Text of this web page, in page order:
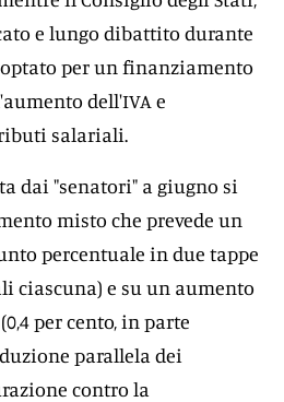
e lungo dibattito durante
per un finanziamento
dell'IVA e
salariali.
dai "senatori" a giugno si
misto che prevede un
percentuale in due tappe
ciascuna) e su un aumento
per cento, in parte
parallela dei
contro la